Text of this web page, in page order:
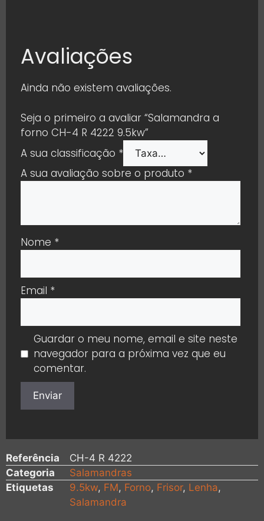
Avaliações
Ainda não existem avaliações.
Seja o primeiro a avaliar “Salamandra a
forno CH-4 R 4222 9.5kw”
A sua classificação *
A sua avaliação sobre o produto *
Nome *
Email *
Guardar o meu nome, email e site neste
navegador para a próxima vez que eu
comentar.
Referência
CH-4 R 4222
Categoria
Salamandras
Etiquetas
9.5kw, FM, Forno, Frisor, Lenha,
Salamandra